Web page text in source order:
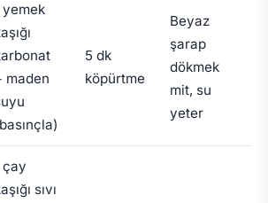
yemek
maden
5 dk
köpürtme
Beyaz
şarap
dökmek
mit, su
yeter
çay
sıvı